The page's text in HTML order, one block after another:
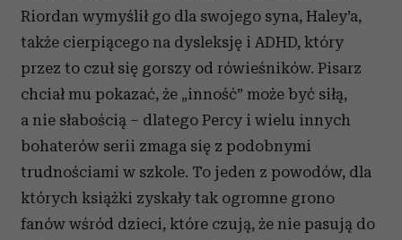
Riordan wymyślił go dla swojego syna, Haley’a,
także cierpiącego na dysleksję i ADHD, który
przez to czuł się gorszy od rówieśników. Pisarz
chciał mu pokazać, że „inność” może być siłą,
a nie słabością – dlatego Percy i wielu innych
bohaterów serii zmaga się z podobnymi
trudnościami w szkole. To jeden z powodów, dla
których książki zyskały tak ogromne grono
fanów wśród dzieci, które czują, że nie pasują do